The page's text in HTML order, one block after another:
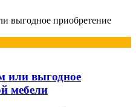
или выгодное
мебели